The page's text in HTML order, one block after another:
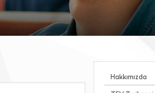
Hakkımızda